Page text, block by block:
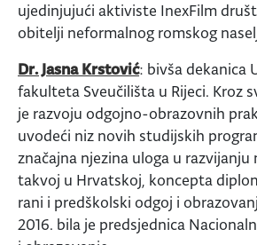
ujedinjujući aktiviste InexFilm
obitelji neformalnog romskog
Dr. Jasna Krstović: bivša dekanica
fakulteta Sveučilišta u Rijeci. Kroz
je razvoju odgojno-obrazovnih
uvodeći niz novih studijskih
značajna njezina uloga u razvijanju
takvoj u Hrvatskoj, koncepta
rani i predškolski odgoj i
2016. bila je predsjednica